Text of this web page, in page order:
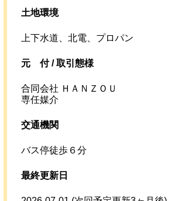
土地環境
上下水道、北電、プロパン
元 付 /取引態様
合同会社 ＨＡＮＺＯＵ
専任媒介
交通機関
バス停徒歩６分
最終更新日